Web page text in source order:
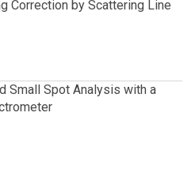
Correction by Scattering Line
Small Spot Analysis with a